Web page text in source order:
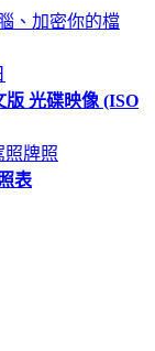
、加密你的檔
版 光碟映像 (ISO
照牌照
表